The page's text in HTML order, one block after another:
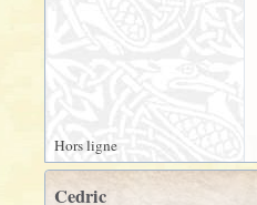
Hors ligne
Cedric